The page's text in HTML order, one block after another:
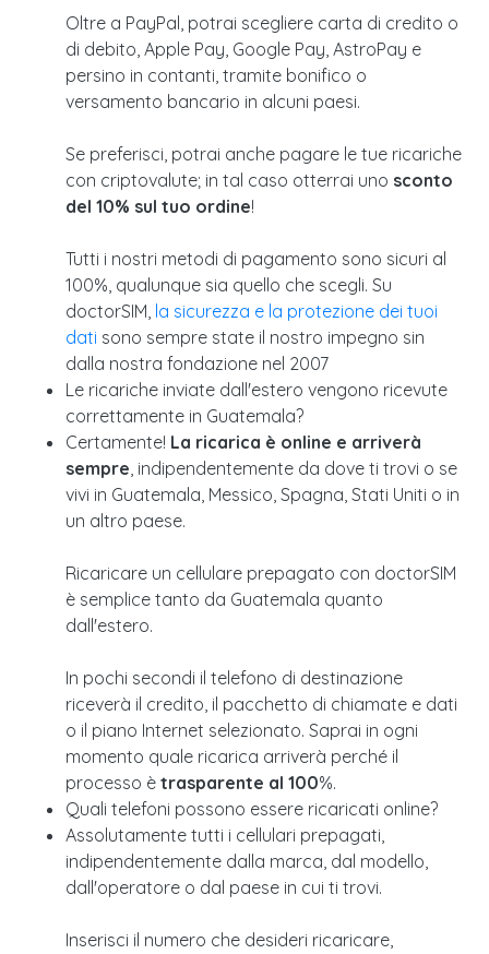
Oltre a PayPal, potrai scegliere carta di credito o
di debito, Apple Pay, Google Pay, AstroPay e
persino in contanti, tramite bonifico o
versamento bancario in alcuni paesi.
Se preferisci, potrai anche pagare le tue ricariche
con criptovalute; in tal caso otterrai uno sconto
del 10% sul tuo ordine!
Tutti i nostri metodi di pagamento sono sicuri al
100%, qualunque sia quello che scegli. Su
doctorSIM, la sicurezza e la protezione dei tuoi
dati sono sempre state il nostro impegno sin
dalla nostra fondazione nel 2007
Le ricariche inviate dall'estero vengono ricevute
correttamente in Guatemala?
Certamente! La ricarica è online e arriverà
sempre, indipendentemente da dove ti trovi o se
vivi in Guatemala, Messico, Spagna, Stati Uniti o in
un altro paese.
Ricaricare un cellulare prepagato con doctorSIM
è semplice tanto da Guatemala quanto
dall'estero.
In pochi secondi il telefono di destinazione
riceverà il credito, il pacchetto di chiamate e dati
o il piano Internet selezionato. Saprai in ogni
momento quale ricarica arriverà perché il
processo è trasparente al 100%.
Quali telefoni possono essere ricaricati online?
Assolutamente tutti i cellulari prepagati,
indipendentemente dalla marca, dal modello,
dall'operatore o dal paese in cui ti trovi.
Inserisci il numero che desideri ricaricare,